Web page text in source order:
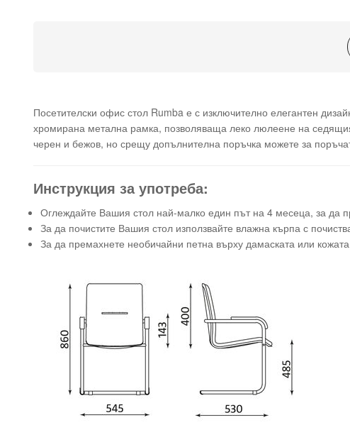
Посетителски офис стол Rumba е с изключително елегантен
хромирана метална рамка, позволяваща леко люлеене на
черен и бежов, но срещу допълнителна поръчка можете за
Инструкция за употреба:
Оглеждайте Вашия стол най-малко един път на 4 месеца, за да
За да почистите Вашия стол използвайте влажна кърпа с
За да премахнете необичайни петна върху дамаската или